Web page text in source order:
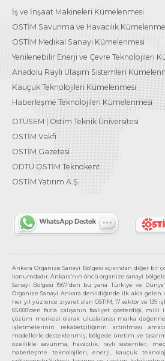
İş ve İnşaat Makineleri Kümelenmesi
OSTİM Savunma ve Havacılık
OSTİM Medikal Sanayi Kümelenmesi
Yenilenebilir Enerji ve Çevre Teknolojileri
Anadolu Raylı Ulaşım Sistemleri
Kauçuk Teknolojileri Kümelenmesi
Haberleşme Teknolojileri Kümelenmesi
OTÜSEM | Ostim Teknik Üniversitesi
OSTİM Vakfı
OSTİM Gazetesi
ODTÜ OSTİM Teknokent
OSTİM Yatırım A.Ş.
Ankara Organize Sanayi Bölgesi açısından diğer bir
konumdadır. Ankara’nın öncü organize sanayi
Sanayi Bölgesi 1967’den bu yana Türkiye ve
Organize Sanayi Ankara denildiğinde ilk akla gelen
her yıl yüzlerce ziyaret alan OSTİM, 17 sektör ve 139
65.000’den fazla çalışanın faaliyet gösterdiği, milli
çözüm merkezi olarak uluslararası marka
işletmelerinin rekabetçiliğinin artırılması
modellerle desteklenmiş, bölgede üretim ve
özellikle savunma, havacılık, raylı sistemler,
haberleşme teknolojileri, enerji, kauçuk